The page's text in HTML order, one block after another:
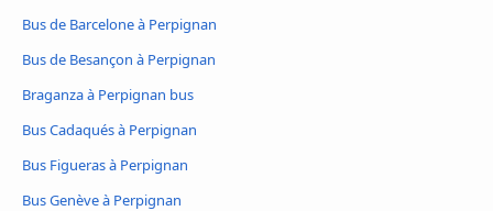
Bus de Barcelone à Perpignan
Bus de Besançon à Perpignan
Braganza à Perpignan bus
Bus Cadaqués à Perpignan
Bus Figueras à Perpignan
Bus Genève à Perpignan